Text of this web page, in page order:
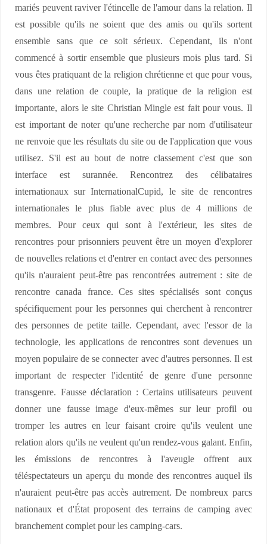
mariés peuvent raviver l'étincelle de l'amour dans la relation. Il
est possible qu'ils ne soient que des amis ou qu'ils sortent
ensemble sans que ce soit sérieux. Cependant, ils n'ont
commencé à sortir ensemble que plusieurs mois plus tard. Si
vous êtes pratiquant de la religion chrétienne et que pour vous,
dans une relation de couple, la pratique de la religion est
importante, alors le site Christian Mingle est fait pour vous. Il
est important de noter qu'une recherche par nom d'utilisateur
ne renvoie que les résultats du site ou de l'application que vous
utilisez. S'il est au bout de notre classement c'est que son
interface est surannée. Rencontrez des célibataires
internationaux sur InternationalCupid, le site de rencontres
internationales le plus fiable avec plus de 4 millions de
membres. Pour ceux qui sont à l'extérieur, les sites de
rencontres pour prisonniers peuvent être un moyen d'explorer
de nouvelles relations et d'entrer en contact avec des personnes
qu'ils n'auraient peut-être pas rencontrées autrement : site de
rencontre canada france. Ces sites spécialisés sont conçus
spécifiquement pour les personnes qui cherchent à rencontrer
des personnes de petite taille. Cependant, avec l'essor de la
technologie, les applications de rencontres sont devenues un
moyen populaire de se connecter avec d'autres personnes. Il est
important de respecter l'identité de genre d'une personne
transgenre. Fausse déclaration : Certains utilisateurs peuvent
donner une fausse image d'eux-mêmes sur leur profil ou
tromper les autres en leur faisant croire qu'ils veulent une
relation alors qu'ils ne veulent qu'un rendez-vous galant. Enfin,
les émissions de rencontres à l'aveugle offrent aux
téléspectateurs un aperçu du monde des rencontres auquel ils
n'auraient peut-être pas accès autrement. De nombreux parcs
nationaux et d'État proposent des terrains de camping avec
branchement complet pour les camping-cars.